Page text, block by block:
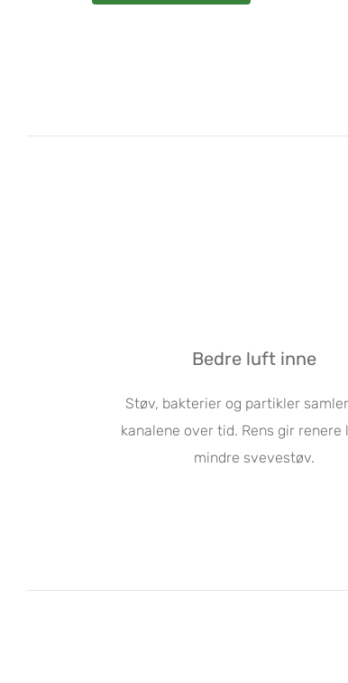
Bedre luft inne
Støv, bakterier og partikler
kanalene over tid. Rens gir renere
mindre svevestøv.